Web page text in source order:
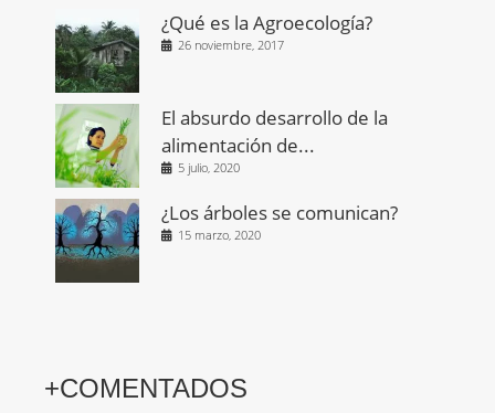
¿Qué es la Agroecología?
26 noviembre, 2017
El absurdo desarrollo de la
alimentación de...
5 julio, 2020
¿Los árboles se comunican?
15 marzo, 2020
+COMENTADOS